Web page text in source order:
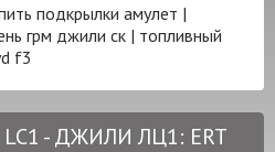
подкрылки амулет |
грм джили ск | топливный
f3
- ДЖИЛИ ЛЦ1: ERT